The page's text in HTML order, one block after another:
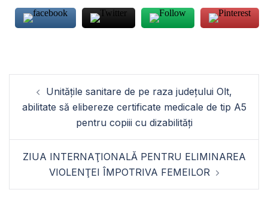
articole
Unitățile sanitare de pe raza județului Olt,
abilitate să elibereze certificate medicale de tip A5
pentru copiii cu dizabilități
ZIUA INTERNAŢIONALĂ PENTRU ELIMINAREA
VIOLENŢEI ÎMPOTRIVA FEMEILOR